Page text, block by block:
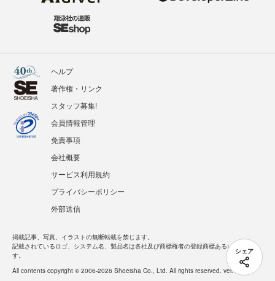
シェア
ヘルプ
著作権・リンク
スタッフ募集!
会員情報管理
免責事項
会社概要
サービス利用規約
プライバシーポリシー
外部送信
掲載記事、写真、イラストの無断転載を禁じます。
記載されているロゴ、システム名、製品名は各社及び商標権者の登録商標あるいは商標で
す。
All contents copyright © 2006-2026 Shoeisha Co., Ltd. All rights reserved. ver.1.5